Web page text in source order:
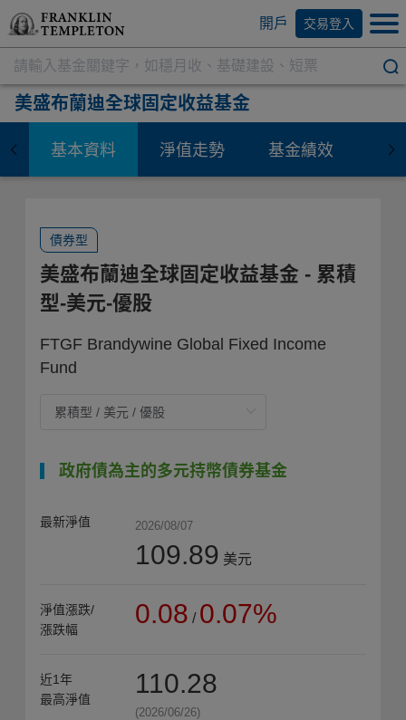
開戶 交易登入
美盛布蘭迪全球固定收益基金
基本資料 淨值走勢 基金績效 資
債券型
美盛布蘭迪全球固定收益基金 - 累積
型-美元-優股
FTGF Brandywine Global Fixed Income
Fund
政府債為主的多元持幣債券基金
最新淨值 2026/08/07
109.89 美元
淨值漲跌/
漲跌幅
0.08 / 0.07%
近1年
最高淨值
110.28
(2026/06/26)